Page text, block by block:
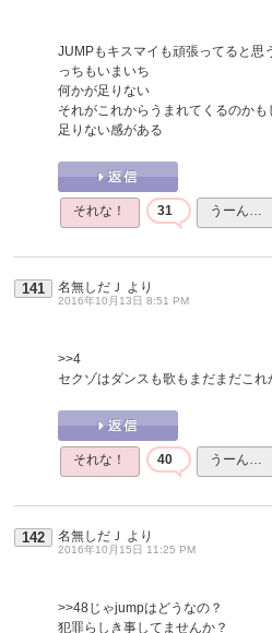
JUMPもキスマイも頑張ってると思
っちもいまいち
何かが足りない
それがこれからうまれてくるのか
足りない感がある
それな！ 31 うーん…
141 名無しだＪ より
2016年10月13日 8:51 PM
>>4
セクゾはダンスも歌もまだまだこれ
それな！ 40 うーん…
142 名無しだＪ より
2016年10月15日 11:25 PM
>>48じゃjumpはどうなの？
犯罪らしき事してませんか？